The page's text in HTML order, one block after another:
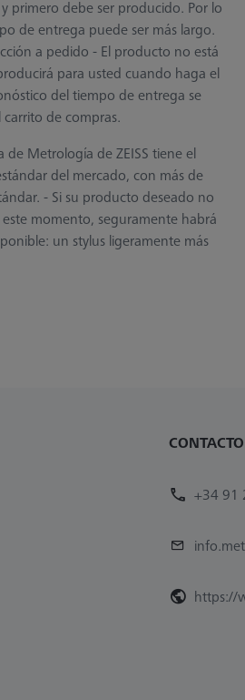
primero debe ser producido. Por lo
de entrega puede ser más largo.
a pedido - El producto no está
para usted cuando haga el
del tiempo de entrega se
de compras.
de Metrología de ZEISS tiene el
del mercado, con más de
- Si su producto deseado no
momento, seguramente habrá
un stylus ligeramente más
CONTACTO
+34 91
https://